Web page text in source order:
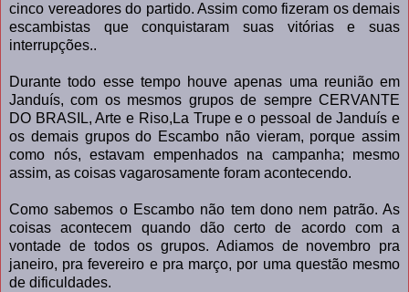
cinco vereadores do partido. Assim como fizeram os demais
escambistas que conquistaram suas vitórias e suas
interrupções..
Durante todo esse tempo houve apenas uma reunião em
Janduís, com os mesmos grupos de sempre CERVANTE
DO BRASIL, Arte e Riso,La Trupe e o pessoal de Janduís e
os demais grupos do Escambo não vieram, porque assim
como nós, estavam empenhados na campanha; mesmo
assim, as coisas vagarosamente foram acontecendo.
Como sabemos o Escambo não tem dono nem patrão. As
coisas acontecem quando dão certo de acordo com a
vontade de todos os grupos. Adiamos de novembro pra
janeiro, pra fevereiro e pra março, por uma questão mesmo
de dificuldades.